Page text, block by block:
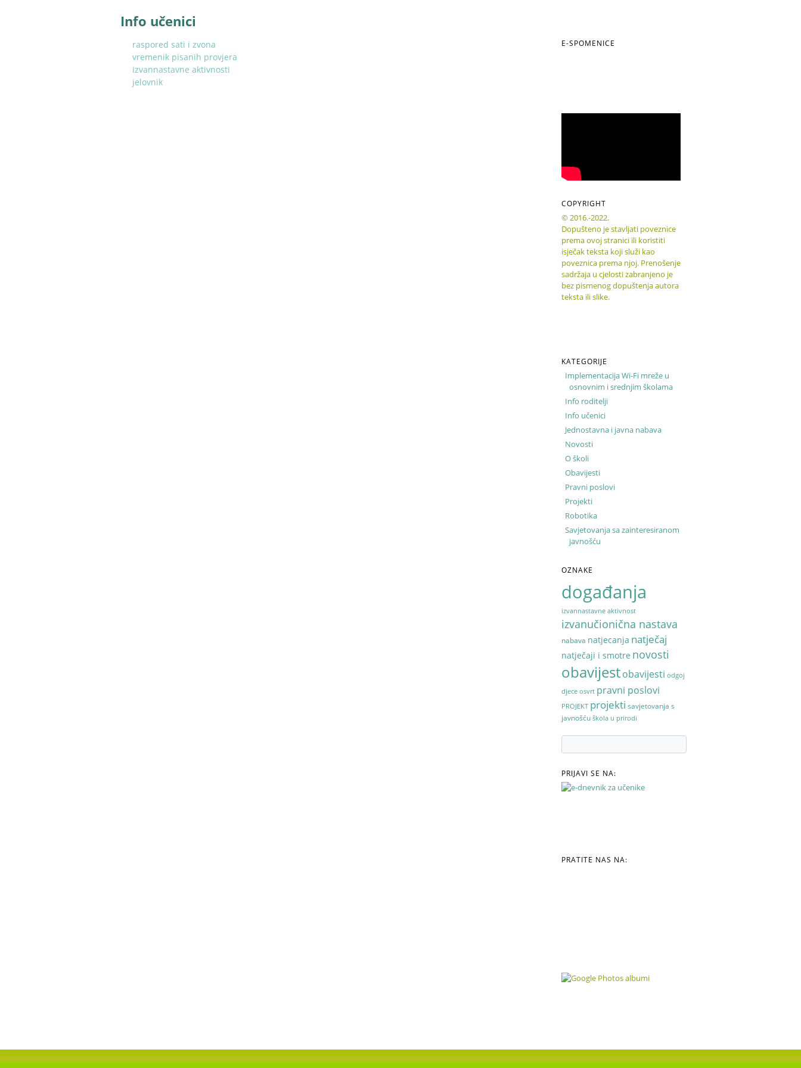
Info učenici
raspored sati i zvona
vremenik pisanih provjera
izvannastavne aktivnosti
jelovnik
E-SPOMENICE
COPYRIGHT
© 2016.-2022.
Dopušteno je stavljati poveznice
prema ovoj stranici ili koristiti
isječak teksta koji služi kao
poveznica prema njoj. Prenošenje
sadržaja u cjelosti zabranjeno je
bez pismenog dopuštenja autora
teksta ili slike.
KATEGORIJE
Implementacija Wi-Fi mreže u
osnovnim i srednjim školama
Info roditelji
Info učenici
Jednostavna i javna nabava
Novosti
O školi
Obavijesti
Pravni poslovi
Projekti
Robotika
Savjetovanja sa zainteresiranom
javnošću
OZNAKE
događanja
izvannastavne aktivnost
izvanučionična nastava
nabava natjecanja natječaj
natječaji i smotre novosti
obavijestobavijesti odgoj
djece osvrt pravni poslovi
PROJEKT projekti savjetovanja s
javnošću škola u prirodi
PRIJAVI SE NA:
PRATITE NAS NA: